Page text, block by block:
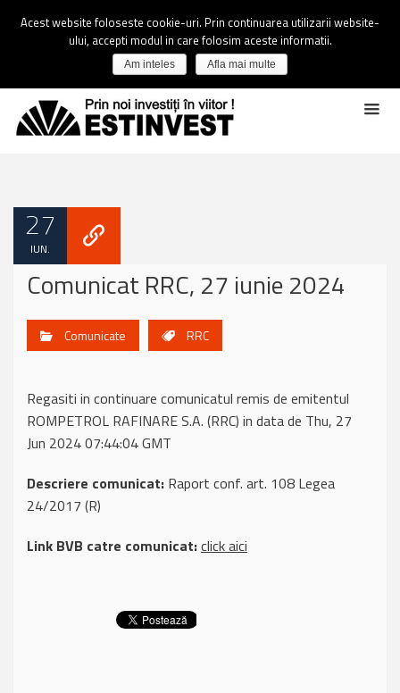
27
IUN.
Comunicat RRC, 27 iunie 2024
Comunicate RRC
Regasiti in continuare comunicatul remis de emitentul
ROMPETROL RAFINARE S.A. (RRC) in data de Thu, 27
Jun 2024 07:44:04 GMT
Descriere comunicat: Raport conf. art. 108 Legea
24/2017 (R)
Link BVB catre comunicat:click aici
Acest website foloseste cookie-uri. Prin continuarea utilizarii website-
ului, accepti modul in care folosim aceste informatii.
Am inteles Afla mai multe